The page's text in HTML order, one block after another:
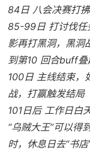
84日 八会决赛打
85-99日 打讨伐任
影再打黑洞，黑洞
到第10 回合buff叠
100日 主线结束，
战，打赢触发结局
101日后 工作日白
“乌贼大王”可以得
时，休息日去“书